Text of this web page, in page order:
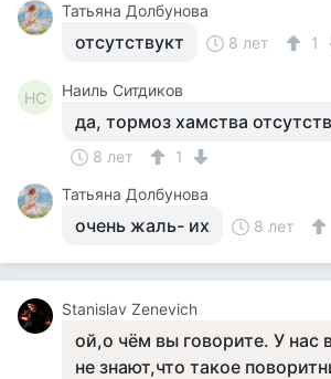
Татьяна Долбунова
отсутствукт 8 лет 1
НС Наиль Ситдиков
да, тормоз хамства
8 лет
1
Татьяна Долбунова
очень жаль- их 8 лет
Stanislav Zenevich
ой,о чём вы говорите. У нас
не знают,что такое